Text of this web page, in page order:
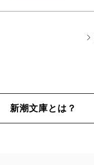
新潮文庫とは？